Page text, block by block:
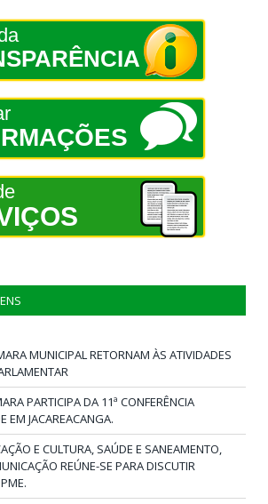
MUNICIPAL RETORNAM ÀS ATIVIDADES
PARTICIPA DA 11ª CONFERÊNCIA
EM JACAREACANGA.
E CULTURA, SAÚDE E SANEAMENTO,
REÚNE-SE PARA DISCUTIR